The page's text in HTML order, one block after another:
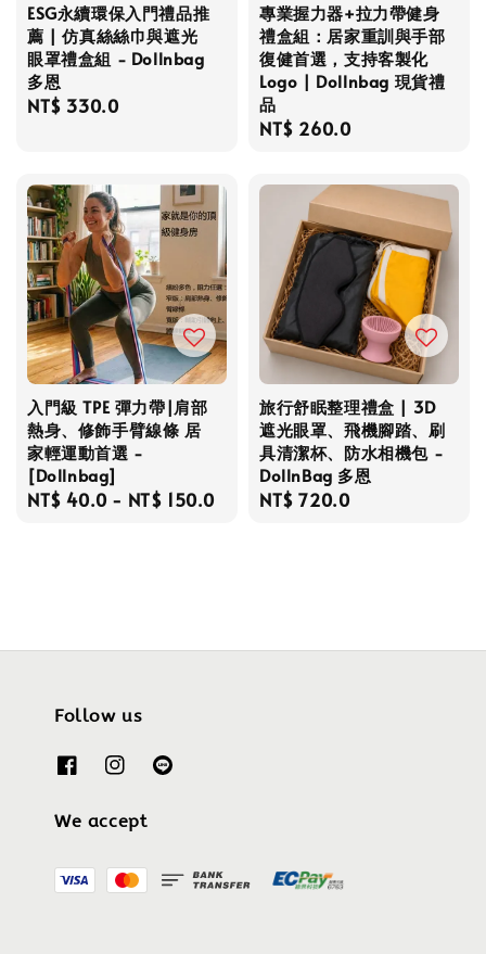
ESG永續環保入門禮品推
薦 | 仿真絲絲巾與遮光
眼罩禮盒組 - Dollnbag
多恩
Regular
NT$ 330.0
專業握力器+拉力帶健身
禮盒組：居家重訓與手部
復健首選，支持客製化
Logo | Dollnbag 現貨禮
品
Regular
NT$ 260.0
入門級 TPE 彈力帶|肩部
熱身、修飾手臂線條 居
家輕運動首選 -
[Dollnbag]
Regular
NT$ 40.0 - NT$ 150.0
旅行舒眠整理禮盒 | 3D
遮光眼罩、飛機腳踏、刷
具清潔杯、防水相機包 -
DollnBag 多恩
Regular
NT$ 720.0
Follow us
We accept